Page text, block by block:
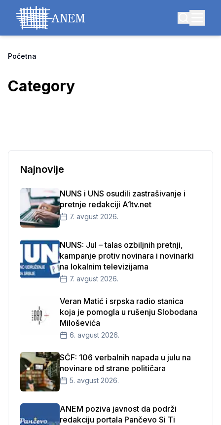
Početna
Category
Najnovije
NUNS i UNS osudili zastrašivanje i
pretnje redakciji A1tv.net
7. avgust 2026.
NUNS: Jul – talas ozbiljnih pretnji,
kampanje protiv novinara i novinarki
na lokalnim televizijama
7. avgust 2026.
Veran Matić i srpska radio stanica
koja je pomogla u rušenju Slobodana
Miloševića
6. avgust 2026.
SĆF: 106 verbalnih napada u julu na
novinare od strane političara
5. avgust 2026.
ANEM poziva javnost da podrži
redakciju portala Pančevo Si Ti